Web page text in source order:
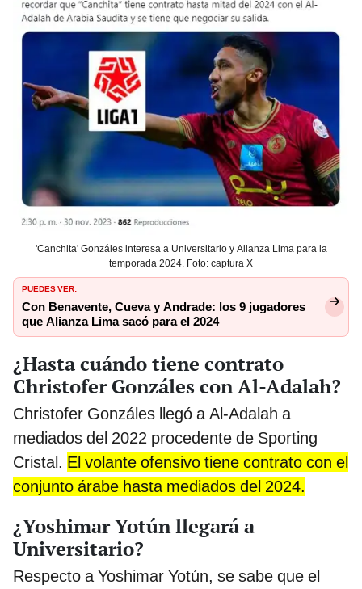
'Canchita' Gonzáles interesa a Universitario y Alianza Lima para la
temporada 2024. Foto: captura X
PUEDES VER:
Con Benavente, Cueva y Andrade: los 9 jugadores
que Alianza Lima sacó para el 2024
¿Hasta cuándo tiene contrato
Christofer Gonzáles con Al-Adalah?
Christofer Gonzáles llegó a Al-Adalah a
mediados del 2022 procedente de Sporting
Cristal. El volante ofensivo tiene contrato con el
conjunto árabe hasta mediados del 2024.
¿Yoshimar Yotún llegará a
Universitario?
Respecto a Yoshimar Yotún, se sabe que el